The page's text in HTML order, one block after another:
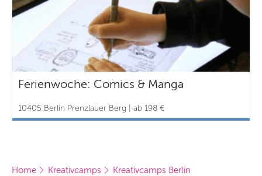
Ferienwoche: Comics & Manga
10405 Berlin Prenzlauer Berg | ab 198 €
Home Kreativcamps
Kreativcamps Berlin